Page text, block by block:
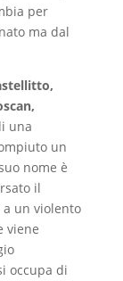
per
ma dal
una
un
nome è
il
un violento
viene
occupa di